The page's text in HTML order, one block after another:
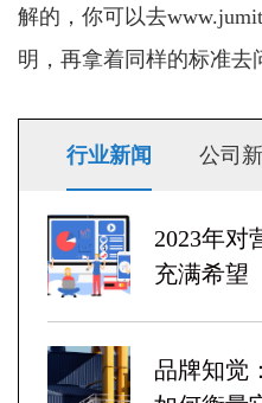
解的，你可以去
明，再拿着同样的标准去
行业新闻 公司
2023年对
充满希望
品牌知觉